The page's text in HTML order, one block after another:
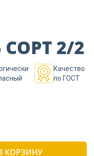
СОРТ 2/2
Качество
по ГОСТ
КОРЗИНУ